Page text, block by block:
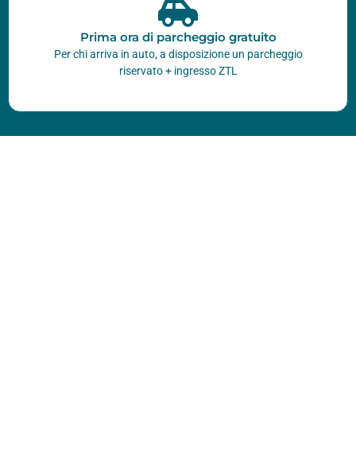
Prima ora di parcheggio gratuito
Per chi arriva in auto, a disposizione un parcheggio
riservato + ingresso ZTL